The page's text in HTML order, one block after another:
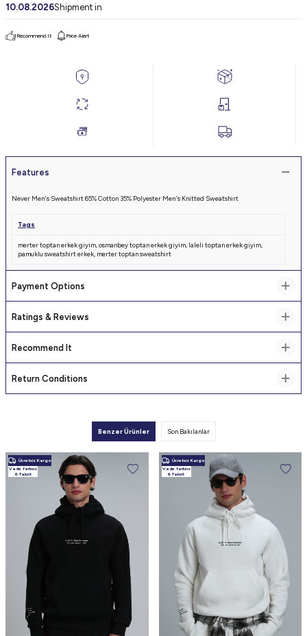
10.08.2026Shipment in
Recommend It Price Alert
Features
Never Men's Sweatshirt 65% Cotton 35% Polyester Men's Knitted Sweatshirt
Tags
merter toptan erkek giyim osmanbey toptan erkek giyim laleli toptan erkek giyim
pamuklu sweatshirt erkek merter toptan sweatshirt
Payment Options
Ratings & Reviews
Recommend It
Return Conditions
Benzer Ürünler Son Bakılanlar
Ücretsiz Kargo
Vade farksız
6 Taksit
Ücretsiz Kargo
Vade farksız
6 Taksit